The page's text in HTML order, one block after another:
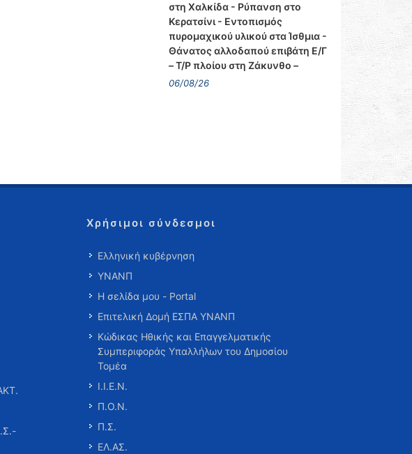
στη Χαλκίδα - Ρύπανση στο
Κερατσίνι - Εντοπισμός
πυρομαχικού υλικού στα Ίσθμια -
Θάνατος αλλοδαπού επιβάτη Ε/Γ
– Τ/Ρ πλοίου στη Ζάκυνθο –
06/08/26
Χρήσιμοι σύνδεσμοι
Ελληνική κυβέρνηση
ΥΝΑΝΠ
Η σελίδα μου - Portal
Επιτελική Δομή ΕΣΠΑ ΥΝΑΝΠ
Κώδικας Ηθικής και Επαγγελματικής
Συμπεριφοράς Υπαλλήλων του Δημοσίου
Τομέα
Ι.Ι.Ε.Ν.
Π.Ο.Ν.
Π.Σ.
ΕΛ.ΑΣ.